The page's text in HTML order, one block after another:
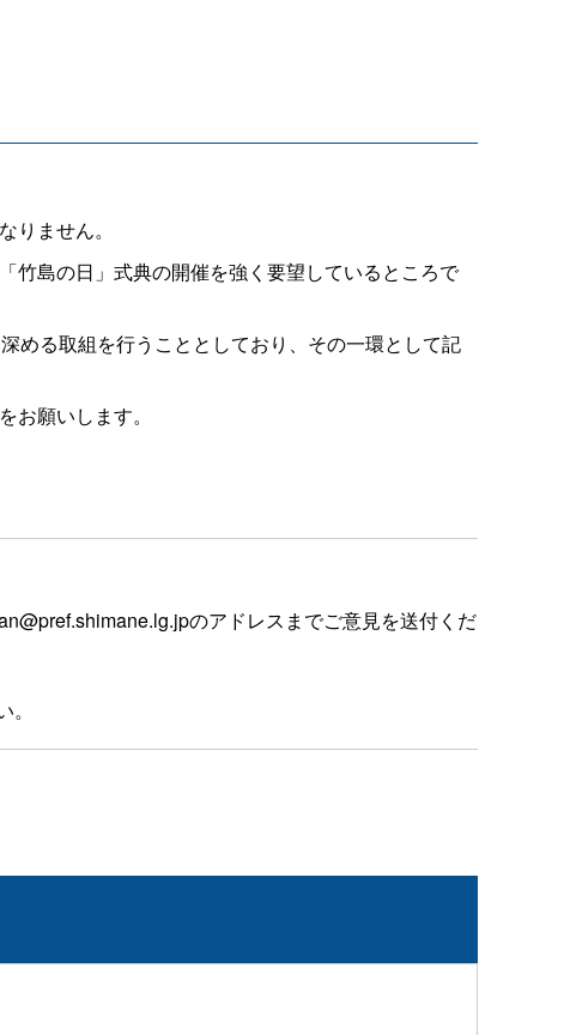
ません。
竹島の日」式典の開催を強く要望しているところで
める取組を行うこととしており、その一環として記
願いします。
のアドレスまでご意見を送付くだ